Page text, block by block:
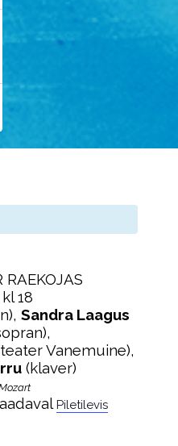
RAEKOJAS
18
, Sandra Laagus
teater Vanemuine),
(klaver)
Piletilevis